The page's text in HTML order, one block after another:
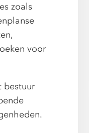
zoals
voor
bestuur